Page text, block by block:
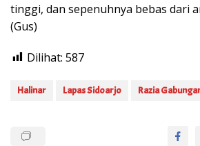
tinggi, dan sepenuhnya bebas dari
(Gus)
Dilihat: 587
Halinar Lapas Sidoarjo Razia